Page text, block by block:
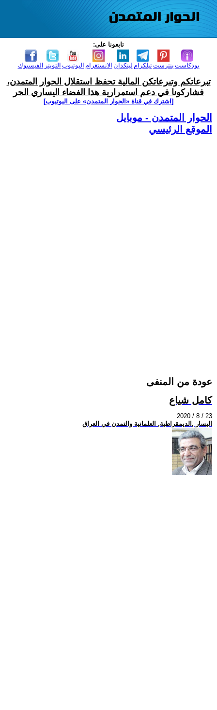
تابعونا على:
الفيسبوك التويتر اليوتيوب الانستغرام لينكدإن تيلكرامبنترست بودكاست
تبرعاتكم وتبرعاتكن المالية تحفظ استقلال الحوار المتمدن،
فشاركونا في دعم استمرارية هذا الفضاء اليساري الحر
[اشترك في قناة ‫«الحوار المتمدن» على اليوتيوب]
الحوار المتمدن - موبايل
الموقع الرئيسي
عودة من المنفى
كامل شياع
2020 / 8 / 23
اليسار ,الديمقراطية, العلمانية والتمدن في العراق